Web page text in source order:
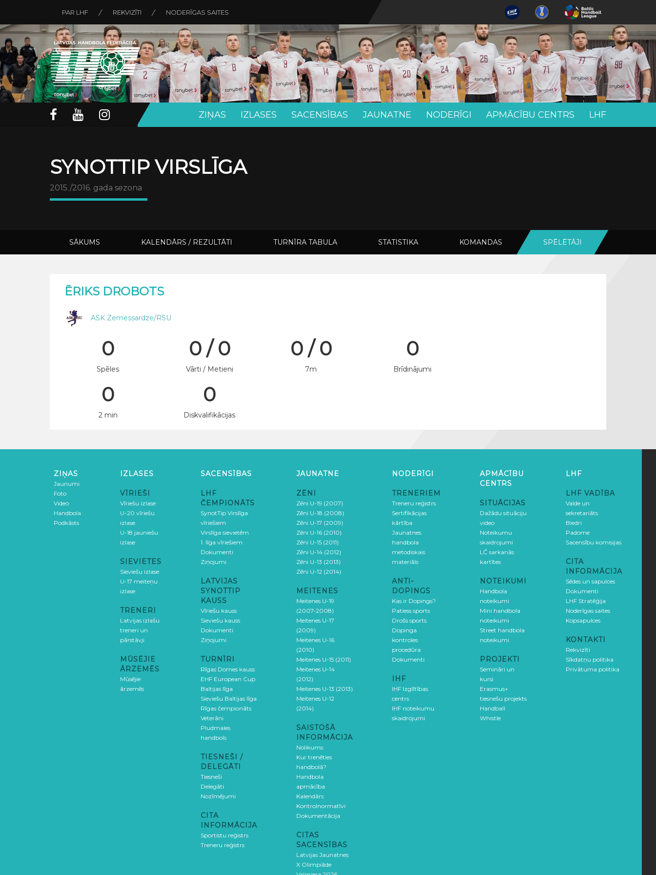
PAR LHF REKVIZĪTI NODERĪGAS SAITES
ZIŅAS IZLASES SACENSĪBAS JAUNATNE NODERĪGI APMĀCĪBU CENTRS LHF
SYNOTTIP VIRSLĪGA
2015./2016. gada sezona
SĀKUMS KALENDĀRS / REZULTĀTI TURNĪRA TABULA STATISTIKA KOMANDAS SPĒLĒTĀJI
ĒRIKS DROBOTS
ASK Zemessardze/RSU
0
Spēles
0 / 0
Vārti / Metieni
0 / 0
7m
0
Brīdinājumi
0
2 min
0
Diskvalifikācijas
ZIŅAS
Jaunumi
Foto
Video
Handbola
Podkāsts
IZLASES
VĪRIEŠI
Vīriešu izlase
U-20 vīriešu
izlase
U-18 jauniešu
izlase
SIEVIETES
Sieviešu izlase
U-17 meiteņu
izlase
TRENERI
Latvijas izlašu
treneri un
pārstāvji
MŪSĒJIE
ĀRZEMĒS
Mūsējie
ārzemēs
SACENSĪBAS
LHF
ČEMPIONĀTS
SynotTip Virslīga
vīriešiem
Virslīga sievietēm
1. līga vīriešiem
Dokumenti
Ziņojumi
LATVIJAS
SYNOTTIP
KAUSS
Vīriešu kauss
Sieviešu kauss
Dokumenti
Ziņojumi
TURNĪRI
Rīgas Domes kauss
EHF European Cup
Baltijas līga
Sieviešu Baltijas līga
Rīgas čempionāts
Veterāni
Pludmales
handbols
TIESNEŠI /
DELEGĀTI
Tiesneši
Delegāti
Nozīmējumi
CITA
INFORMĀCIJA
Sportistu reģistrs
Treneru reģistrs
JAUNATNE
ZĒNI
Zēni U-19 (2007)
Zēni U-18 (2008)
Zēni U-17 (2009)
Zēni U-16 (2010)
Zēni U-15 (2011)
Zēni U-14 (2012)
Zēni U-13 (2013)
Zēni U-12 (2014)
MEITENES
Meitenes U-19
(2007-2008)
Meitenes U-17
(2009)
Meitenes U-16
(2010)
Meitenes U-15 (2011)
Meitenes U-14
(2012)
Meitenes U-13 (2013)
Meitenes U-12
(2014)
SAISTOŠĀ
INFORMĀCIJA
Nolikums
Kur trenēties
handbolā?
Handbola
apmācība
Kalendārs
Kontrolnormatīvi
Dokumentācija
CITAS
SACENSĪBAS
Latvijas Jaunatnes
X Olimpiāde
NODERĪGI
TRENERIEM
Treneru reģistrs
Sertifikācijas
kārtība
Jaunatnes
handbola
metodiskais
materiāls
ANTI-
DOPINGS
Kas ir Dopings?
Patiess sports
Drošs sports
Dopinga
kontroles
procedūra
Dokumenti
IHF
IHF Izglītības
centrs
IHF noteikumu
skaidrojumi
APMĀCĪBU
CENTRS
SITUĀCIJAS
Dažādu situāciju
video
Noteikumu
skaidrojumi
LČ sarkanās
kartītes
NOTEIKUMI
Handbola
noteikumi
Mini handbola
noteikumi
Street handbola
noteikumi
PROJEKTI
Semināri un
kursi
Erasmus+
tiesnešu projekts
Handball
Whistle
LHF
LHF VADĪBA
Valde un
sekretariāts
Biedri
Padome
Sacensību komisijas
CITA
INFORMĀCIJA
Sēdes un sapulces
Dokumenti
LHF Stratēģija
Noderīgas saites
Kopsapulces
KONTAKTI
Rekvizīti
Sīkdatņu politika
Privātuma politika